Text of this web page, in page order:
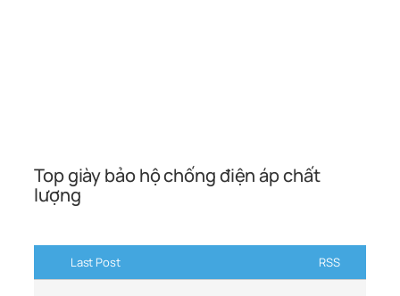
Top giày bảo hộ chống điện áp chất
lượng
Last Post RSS